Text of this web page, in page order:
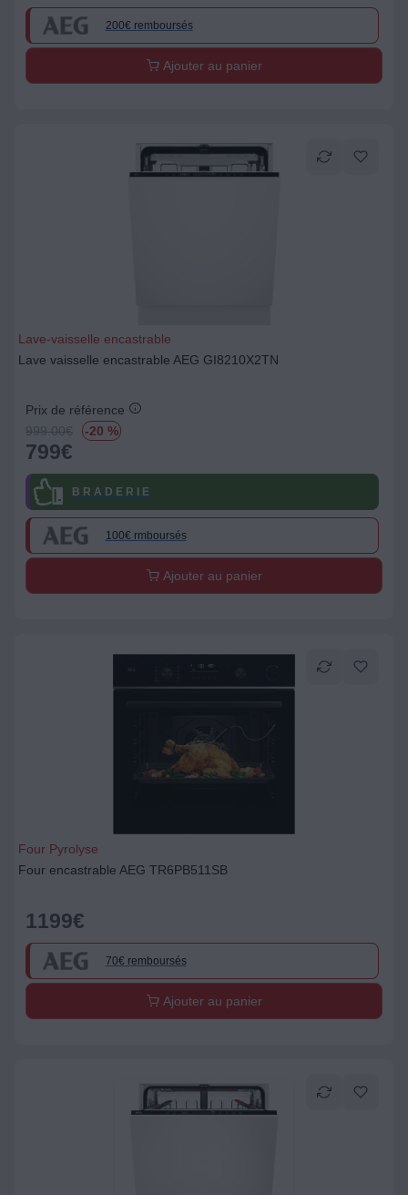
200€ remboursés
Ajouter au panier
Lave-vaisselle encastrable
Lave vaisselle encastrable AEG GI8210X2TN
Prix de référence
999.00€ -20 %
799€
B R A D E R I E
100€ rmboursés
Ajouter au panier
Four Pyrolyse
Four encastrable AEG TR6PB511SB
1199€
70€ remboursés
Ajouter au panier